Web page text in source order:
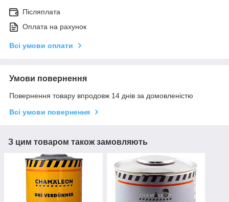
Післяплата
Оплата на рахунок
Всі умови оплати
Умови повернення
Повернення товару впродовж 14 днів за домовленістю
Всі умови повернення
З цим товаром також замовляють